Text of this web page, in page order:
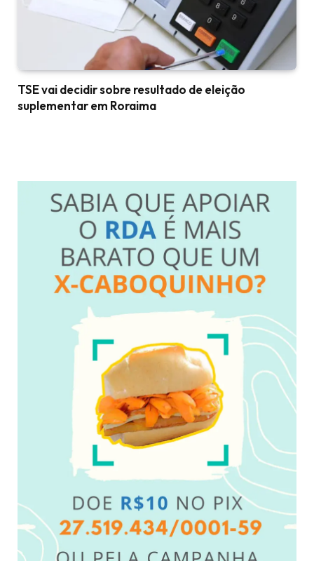
TSE vai decidir sobre resultado de eleição
suplementar em Roraima